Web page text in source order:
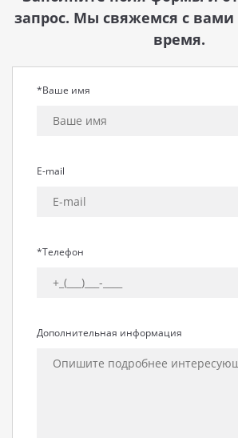
запрос. Мы свяжемся с
время.
*Ваше имя
E-mail
*Телефон
Дополнительная информация